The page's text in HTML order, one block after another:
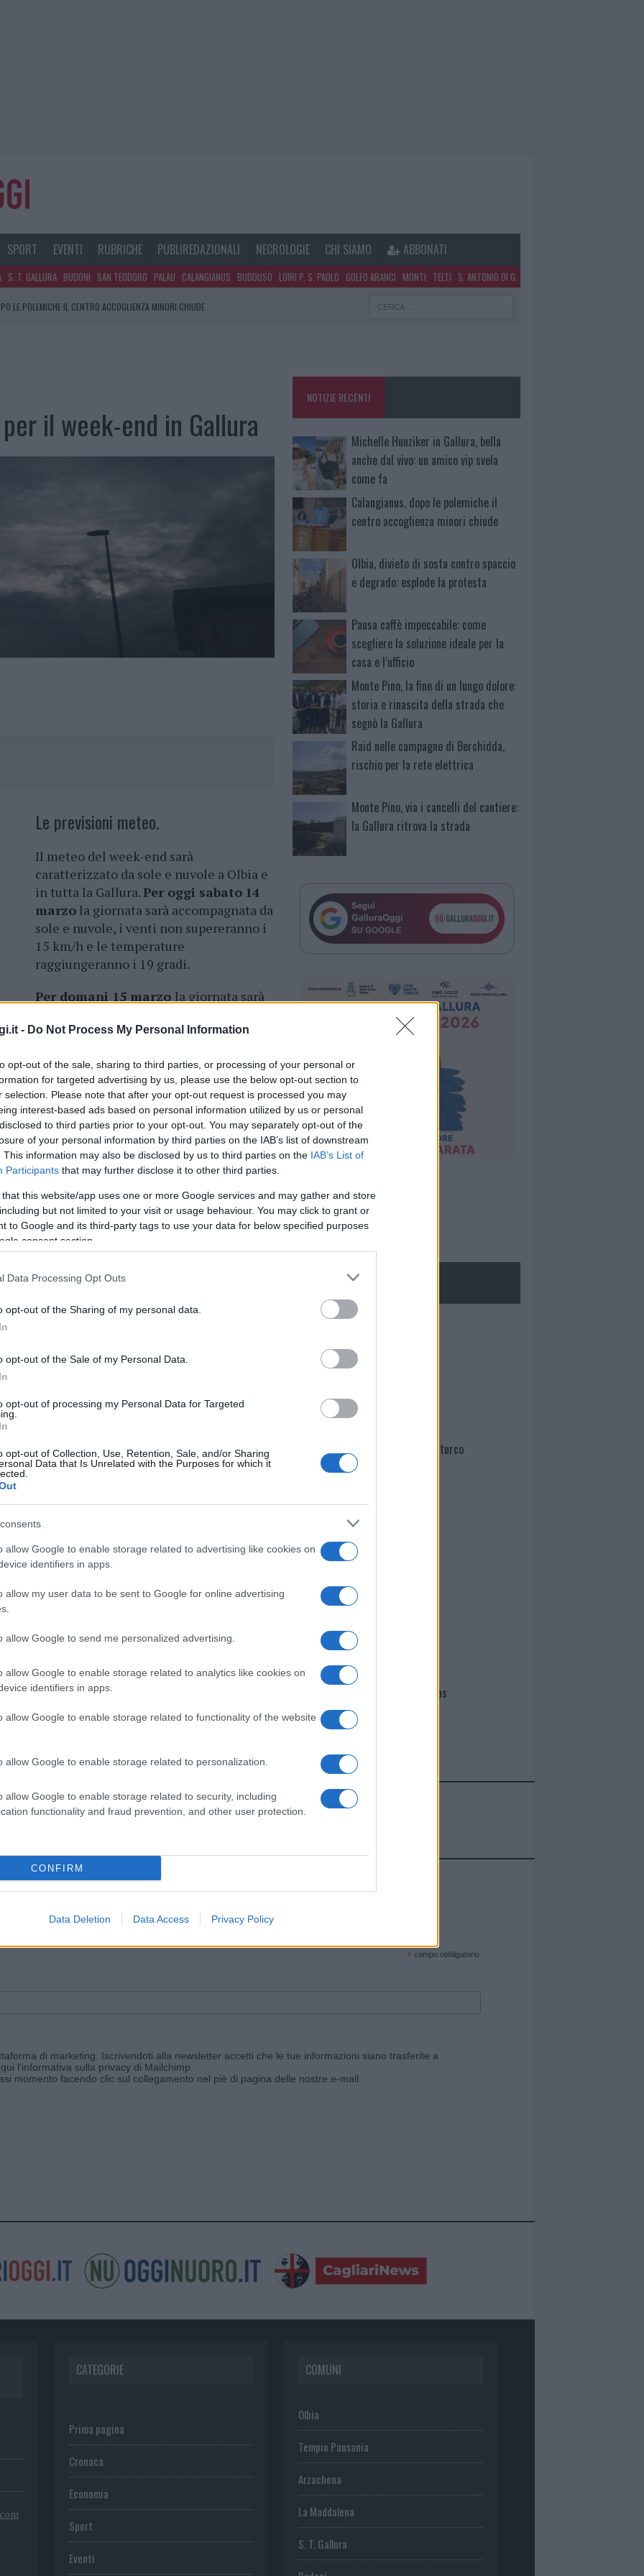
- Do Not Process My Personal Information
opt-out of the sale, sharing to third parties, or processing of your personal or
for targeted advertising by us, please use the below opt-out section to
selection. Please note that after your opt-out request is processed you may
interest-based ads based on personal information utilized by us or personal
to third parties prior to your opt-out. You may separately opt-out of the
of your personal information by third parties on the IAB’s list of downstream
This information may also be disclosed by us to third parties on the IAB’s List of
Participants that may further disclose it to other third parties.
that this website/app uses one or more Google services and may gather and store
but not limited to your visit or usage behaviour. You may click to grant or
to Google and its third-party tags to use your data for below specified purposes
consent section.
Data Processing Opt Outs
opt-out of the Sharing of my personal data.
opt-out of the Sale of my Personal Data.
opt-out of processing my Personal Data for Targeted
opt-out of Collection, Use, Retention, Sale, and/or Sharing
Data that Is Unrelated with the Purposes for which it
allow Google to enable storage related to advertising like cookies on
identifiers in apps.
allow my user data to be sent to Google for online advertising
allow Google to send me personalized advertising.
allow Google to enable storage related to analytics like cookies on
identifiers in apps.
allow Google to enable storage related to functionality of the website
allow Google to enable storage related to personalization.
allow Google to enable storage related to security, including
functionality and fraud prevention, and other user protection.
CONFIRM
Data Deletion Data Access Privacy Policy
SPORT EVENTI RUBRICHE PUBLIREDAZIONALI NECROLOGIE CHI SIAMO ABBONATI
S. T. GALLURA BUDONI SAN TEODORO PALAU CALANGIANUS BUDDUSÒ LOIRI P. S. PAOLO GOLFO ARANCI MONTI TELTI S. ANTONIO DI G.
CONTRO SPACCIO E DEGRADO: ESPLODE LA PROTESTA
il week-end in Gallura
Le previsioni meteo.
Il meteo del week-end sarà
caratterizzato da sole e nuvole a Olbia e
in tutta la Gallura.Per oggi sabato 14
marzo la giornata sarà accompagnata da
sole e nuvole, i venti non supereranno i
15 km/h e le temperature
raggiungeranno i 19 gradi.
Per domani 15 marzo la giornata sarà
cliccandoqui
nella sezioneLogindal menù del sito o
di GalluraOggi.it
i tuoi video e le tue foto
+39 345 356 7512
news da
NOTIZIE RECENTI
Michelle Hunziker in Gallura, bella
anche dal vivo: un amico vip svela
come fa
Calangianus, dopo le polemiche il
centro accoglienza minori chiude
Olbia, divieto di sosta contro spaccio
e degrado: esplode la protesta
Pausa caffè impeccabile: come
scegliere la soluzione ideale per la
casa e l’ufficio
Monte Pino, la fine di un lungo dolore:
storia e rinascita della strada che
segnò la Gallura
Raid nelle campagne di Berchidda,
rischio per la rete elettrica
Monte Pino, via i cancelli del cantiere:
la Gallura ritrova la strada
NECROLOGIE
Martina Agostina Diturco
I nostri cari
I nostri cari
Giovannimaria Cabras
Invia un Comunicato Stampa|Pubblicità|Segnala
e ricevi le nostre email periodiche contenenti le ultime notizie pubblicate sul sito web!
* campo obbligatorio
di marketing. Iscrivendoti alla newsletter accetti che le tue informazioni siano trasferite a
l'informativa sulla privacy di Mailchimp
momento facendo clic sul collegamento nel piè di pagina delle nostre e-mail.
CATEGORIE
Prima pagina
Cronaca
Economia
Sport
Eventi
COMUNI
Olbia
Tempio Pausania
Arzachena
La Maddalena
S. T. Gallura